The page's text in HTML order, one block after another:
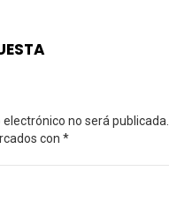
no será publicada.
con *